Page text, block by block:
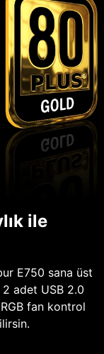
ile
E750 sana üst
adet USB 2.0
fan kontrol